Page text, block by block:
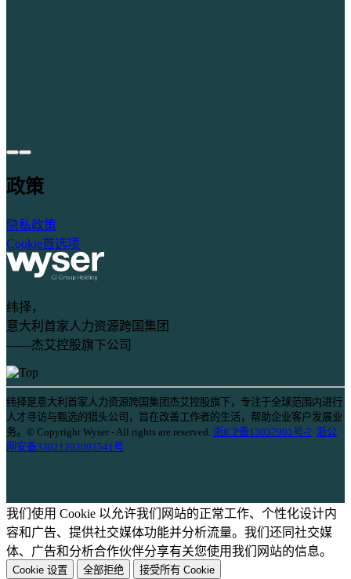
政策
隐私政策
Cookie首选项
纬择，
意大利首家人力资源跨国集团
——杰艾控股旗下公司
纬择是意大利首家人力资源跨国集团杰艾控股旗下，专注于全球范围内进行
人才寻访与甄选的猎头公司，旨在改善工作者的生活，帮助企业客户发展业
务。© Copyright Wyser - All rights are reserved. 浙ICP备13037901号-7 浙公
网安备33021202003541号
我们使用 Cookie 以允许我们网站的正常工作、个性化设计内
容和广告、提供社交媒体功能并分析流量。我们还同社交媒
体、广告和分析合作伙伴分享有关您使用我们网站的信息。
Cookie 设置 全部拒绝 接受所有 Cookie